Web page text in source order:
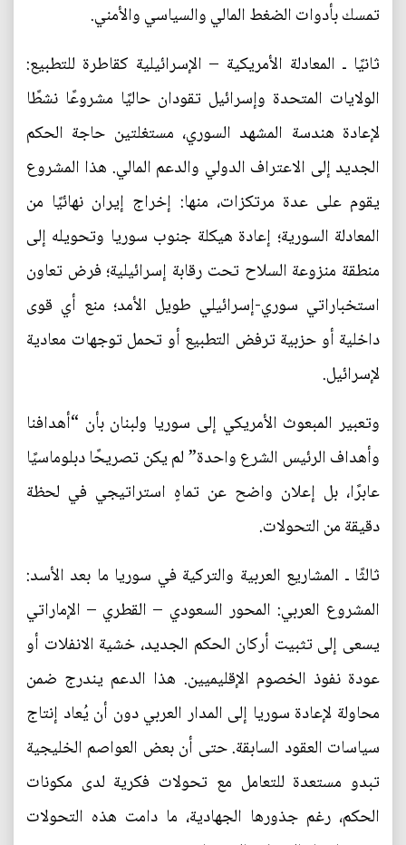
تمسك بأدوات الضغط المالي والسياسي والأمني.
ثانيًا ـ المعادلة الأمريكية – الإسرائيلية كقاطرة للتطبيع:
الولايات المتحدة وإسرائيل تقودان حاليًا مشروعًا نشطًا
لإعادة هندسة المشهد السوري، مستغلتين حاجة الحكم
الجديد إلى الاعتراف الدولي والدعم المالي. هذا المشروع
يقوم على عدة مرتكزات، منها: إخراج إيران نهائيًا من
المعادلة السورية؛ إعادة هيكلة جنوب سوريا وتحويله إلى
منطقة منزوعة السلاح تحت رقابة إسرائيلية؛ فرض تعاون
استخباراتي سوري-إسرائيلي طويل الأمد؛ منع أي قوى
داخلية أو حزبية ترفض التطبيع أو تحمل توجهات معادية
لإسرائيل.
وتعبير المبعوث الأمريكي إلى سوريا ولبنان بأن “أهدافنا
وأهداف الرئيس الشرع واحدة” لم يكن تصريحًا دبلوماسيًا
عابرًا، بل إعلان واضح عن تماهٍ استراتيجي في لحظة
دقيقة من التحولات.
ثالثًا ـ المشاريع العربية والتركية في سوريا ما بعد الأسد:
المشروع العربي: المحور السعودي – القطري – الإماراتي
يسعى إلى تثبيت أركان الحكم الجديد، خشية الانفلات أو
عودة نفوذ الخصوم الإقليميين. هذا الدعم يندرج ضمن
محاولة لإعادة سوريا إلى المدار العربي دون أن يُعاد إنتاج
سياسات العقود السابقة. حتى أن بعض العواصم الخليجية
تبدو مستعدة للتعامل مع تحولات فكرية لدى مكونات
الحكم، رغم جذورها الجهادية، ما دامت هذه التحولات